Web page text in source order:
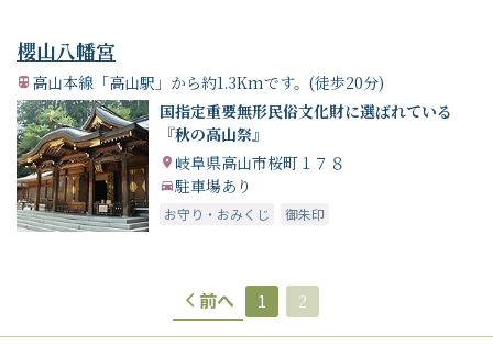
櫻山八幡宮
高山本線「高山駅」から約1.3Kmです。(徒歩20分)
国指定重要無形民俗文化財に選ばれている
『秋の高山祭』
岐阜県高山市桜町１７８
駐車場あり
お守り・おみくじ 御朱印
前へ 1 2